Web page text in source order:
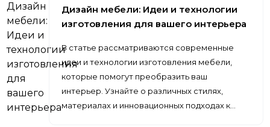
Дизайн мебели: Идеи и технологии
изготовления для вашего интерьера
В статье рассматриваются современные
идеи и технологии изготовления мебели,
которые помогут преобразить ваш
интерьер. Узнайте о различных стилях,
материалах и инновационных подходах к…